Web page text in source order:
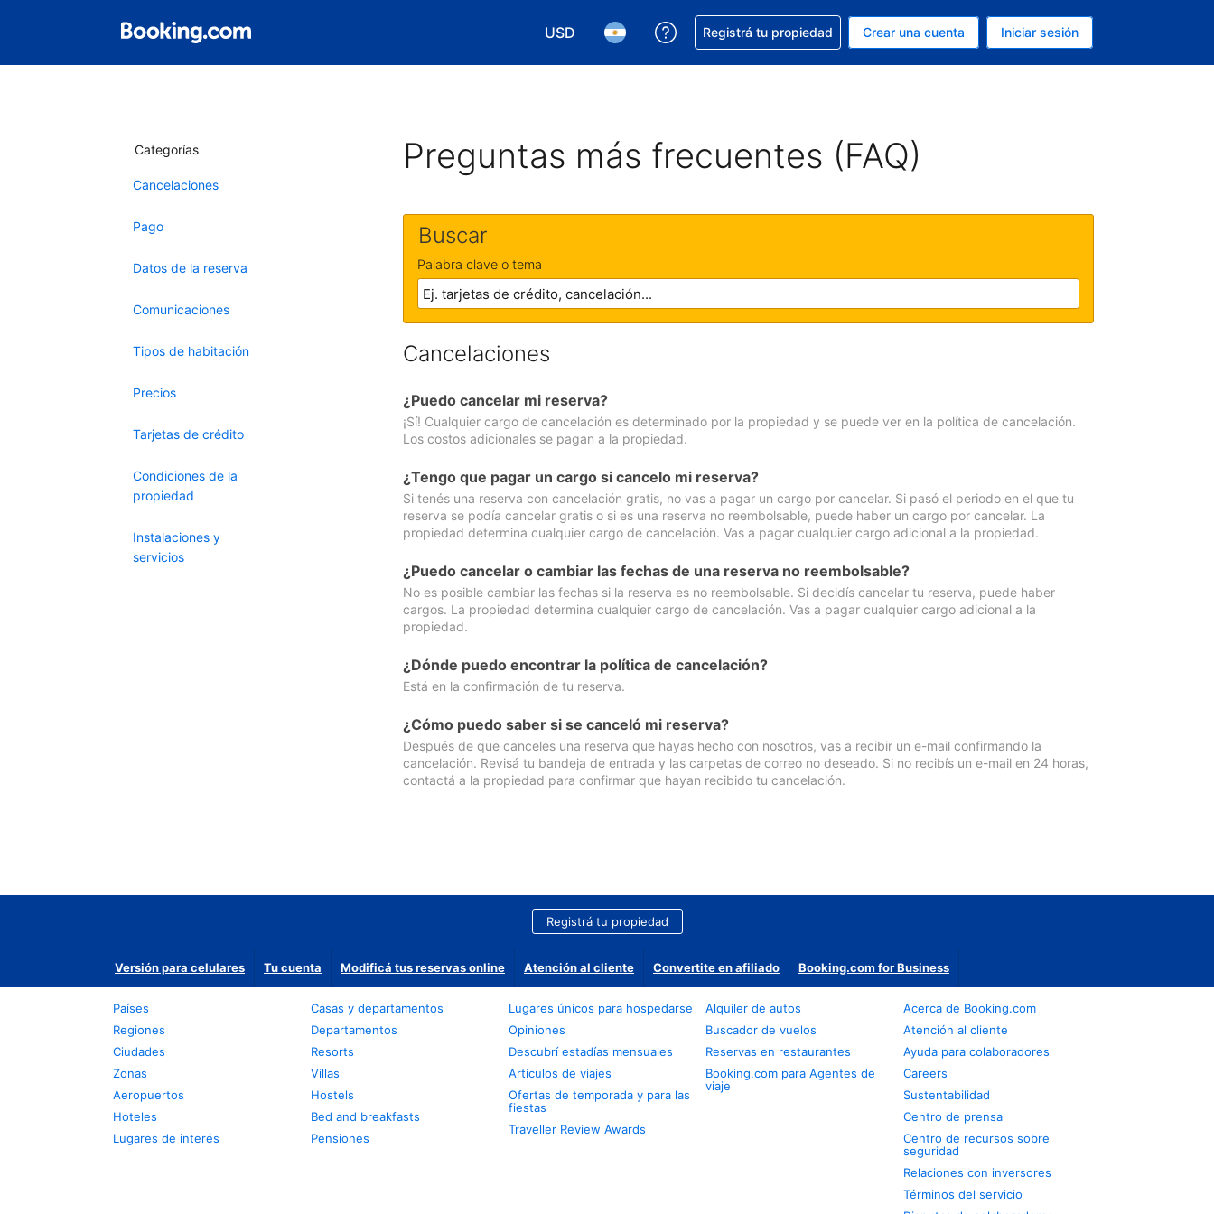
USD
Elegir la moneda. Tu moneda actual es Dólar de EEUU
Elegir el idioma. El idioma que estás usando es Español (Argentina)
Conseguí ayuda con tu reserva
Registrá tu propiedad Crear una cuenta Iniciar sesión
Categorías
Cancelaciones
Pago
Datos de la reserva
Comunicaciones
Tipos de habitación
Precios
Tarjetas de crédito
Condiciones de la
propiedad
Instalaciones y
servicios
Preguntas más frecuentes (FAQ)
Buscar
Palabra clave o tema
Cancelaciones
¿Puedo cancelar mi reserva?
¡Sí! Cualquier cargo de cancelación es determinado por la propiedad y se puede ver en la política de cancelación.
Los costos adicionales se pagan a la propiedad.
¿Tengo que pagar un cargo si cancelo mi reserva?
Si tenés una reserva con cancelación gratis, no vas a pagar un cargo por cancelar. Si pasó el periodo en el que tu
reserva se podía cancelar gratis o si es una reserva no reembolsable, puede haber un cargo por cancelar. La
propiedad determina cualquier cargo de cancelación. Vas a pagar cualquier cargo adicional a la propiedad.
¿Puedo cancelar o cambiar las fechas de una reserva no reembolsable?
No es posible cambiar las fechas si la reserva es no reembolsable. Si decidís cancelar tu reserva, puede haber
cargos. La propiedad determina cualquier cargo de cancelación. Vas a pagar cualquier cargo adicional a la
propiedad.
¿Dónde puedo encontrar la política de cancelación?
Está en la confirmación de tu reserva.
¿Cómo puedo saber si se canceló mi reserva?
Después de que canceles una reserva que hayas hecho con nosotros, vas a recibir un e-mail confirmando la
cancelación. Revisá tu bandeja de entrada y las carpetas de correo no deseado. Si no recibís un e-mail en 24 horas,
contactá a la propiedad para confirmar que hayan recibido tu cancelación.
Registrá tu propiedad
Versión para celulares Tu cuenta Modificá tus reservas online Atención al cliente Convertite en afiliado Booking.com for Business
Países
Regiones
Ciudades
Zonas
Aeropuertos
Hoteles
Lugares de interés
Casas y departamentos
Departamentos
Resorts
Villas
Hostels
Bed and breakfasts
Pensiones
Lugares únicos para hospedarse
Opiniones
Descubrí estadías mensuales
Artículos de viajes
Ofertas de temporada y para las
fiestas
Traveller Review Awards
Alquiler de autos
Buscador de vuelos
Reservas en restaurantes
Booking.com para Agentes de
viaje
Acerca de Booking.com
Atención al cliente
Ayuda para colaboradores
Careers
Sustentabilidad
Centro de prensa
Centro de recursos sobre
seguridad
Relaciones con inversores
Términos del servicio